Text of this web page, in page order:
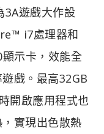
3A遊戲大作設
i7處理器和
示卡，效能全
戲。最高32GB
開啟應用程式也
實現出色散熱